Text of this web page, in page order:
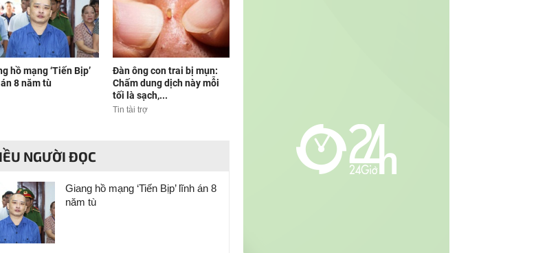
hồ mạng ‘Tiến Bịp’
8 năm tù
Đàn ông con trai bị mụn:
Chấm dung dịch này mỗi
tối là sạch,...
Tin tài trợ
NGƯỜI ĐỌC
Giang hồ mạng ‘Tiến Bịp’ lĩnh án 8
năm tù